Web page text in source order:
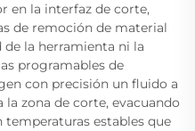
en la interfaz de corte,
de remoción de material
la herramienta ni la
programables de
con precisión un fluido a
zona de corte, evacuando
estables que